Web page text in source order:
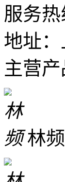
服务热
地址
主营产
林